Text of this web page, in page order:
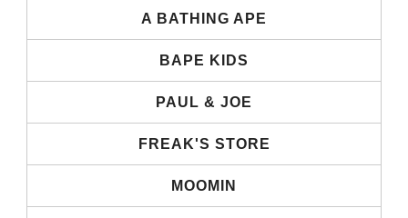
A BATHING APE
BAPE KIDS
PAUL & JOE
FREAK'S STORE
MOOMIN